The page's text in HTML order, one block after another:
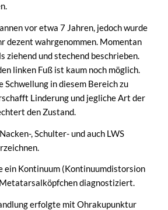
vor etwa 7 Jahren, jedoch wurde
dezent wahrgenommen. Momentan
ziehend und stechend beschrieben.
linken Fuß ist kaum noch möglich.
Schwellung in diesem Bereich zu
Linderung und jegliche Art der
den Zustand.
, Schulter- und auch LWS
ein Kontinuum (Kontinuumdistorsion
diagnostiziert.
erfolgte mit Ohrakupunktur